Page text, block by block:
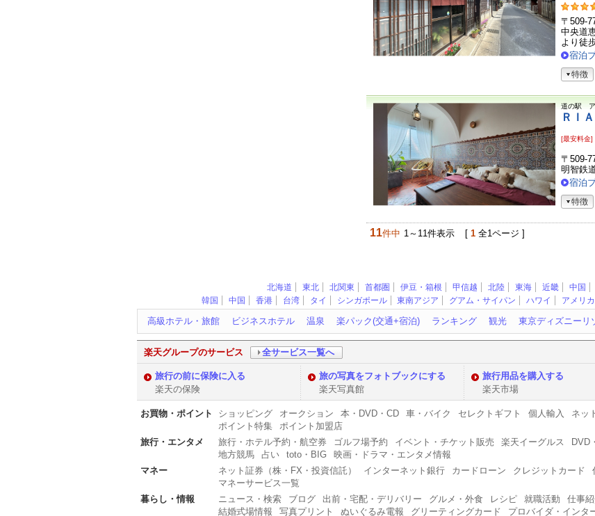
お
客
さ
ま
の
声
〒509-
中央道
より徒
宿泊
特徴
道の駅 ア
ＲＩ
[最安料金]
〒509-
明智鉄
宿泊
特徴
11件中 1～11件表示 [ 1 全1ページ ]
北海道 東北 北関東 首都圏 伊豆・箱根 甲信越 北陸 東海 近畿 中国
韓国
中国 香港 台湾 タイ シンガポール 東南アジア グアム・サイパン ハワイ アメリ
キ
ワ
ー
ド
高級ホテル・旅館 ビジネスホテル 温泉 楽パック(交通+宿泊) ランキング 観光 東京ディズニーリ
楽天グループのサービス 全サービス一覧へ
旅行の前に保険に入る
楽天の保険
旅の写真をフォトブックにする
楽天写真館
旅行用品を購入する
楽天市場
お買物・ポイント ショッピング オークション 本・DVD・CD 車・バイク セレクトギフト 個人輸入 ネッ
ポイント特集
ポイント加盟店
旅行・エンタメ
旅行・ホテル予約・航空券 ゴルフ場予約 イベント・チケット販売 楽天イーグルス DVD
地方競馬
占い toto・BIG
映画・ドラマ・エンタメ情報
マネー
ネット証券（株・FX・投資信託） インターネット銀行 カードローン クレジットカード
マネーサービス一覧
暮らし・情報
ニュース・検索 ブログ 出前・宅配・デリバリー グルメ・外食 レシピ 就職活動 仕事
結婚式場情報
写真プリント ぬいぐるみ電報 グリーティングカード プロバイダ・インタ